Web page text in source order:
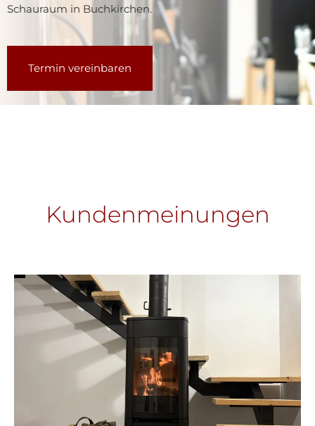
Schauraum in Buchkirchen.
Termin vereinbaren
Kundenmeinungen